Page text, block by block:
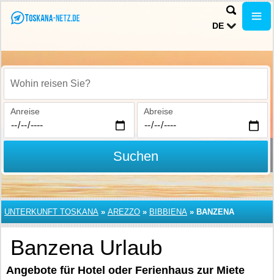
DE
Wohin reisen Sie?
Anreise Abreise
Suchen
UNTERKUNFT TOSKANA » AREZZO » BIBBIENA » BANZENA
Banzena Urlaub
Angebote für Hotel oder Ferienhaus zur Miete